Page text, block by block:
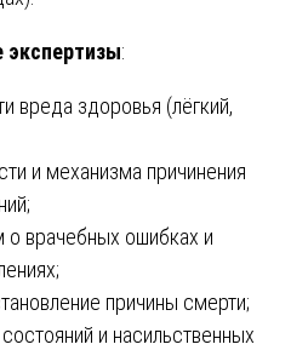
:
вреда здоровья (лёгкий,
и механизма причинения
о врачебных ошибках и
причины смерти;
и насильственных